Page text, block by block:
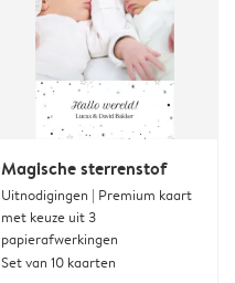
Magische sterrenstof
Uitnodigingen | Premium kaart
met keuze uit 3
papierafwerkingen
Set van 10 kaarten